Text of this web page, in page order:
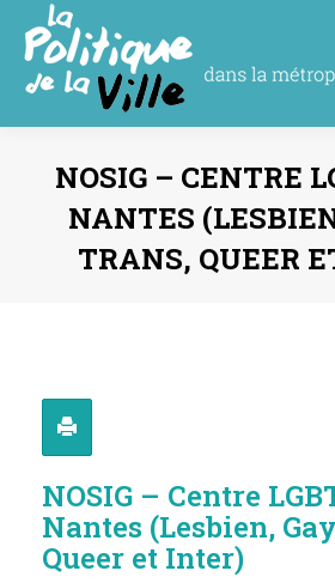
NOSIG – CENTRE
NANTES
TRANS, QUEER
NOSIG – Centre
Nantes (Lesbien,
Queer et Inter)